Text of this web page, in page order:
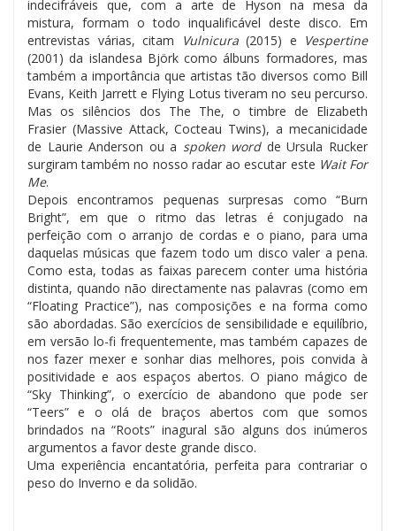
indecifráveis que, com a arte de Hyson na mesa da
mistura, formam o todo inqualificável deste disco. Em
entrevistas várias, citam
Vulnicura(2015) e Vespertine
(2001) da islandesa Björk como álbuns formadores, mas
também a importância que artistas tão diversos como Bill
Evans, Keith Jarrett e Flying Lotus tiveram no seu percurso.
Mas os silêncios dos The The, o timbre de Elizabeth
Frasier (Massive Attack, Cocteau Twins), a mecanicidade
de Laurie Anderson ou a spoken wordde Ursula Rucker
surgiram também no nosso radar ao escutar este Wait For
Me.
Depois encontramos pequenas surpresas como “Burn
Bright”, em que o ritmo das letras é conjugado na
perfeição com o arranjo de cordas e o piano, para uma
daquelas músicas que fazem todo um disco valer a pena.
Como esta, todas as faixas parecem conter uma história
distinta, quando não directamente nas palavras (como em
“Floating Practice”), nas composições e na forma como
são abordadas. São exercícios de sensibilidade e equilíbrio,
em versão lo-fi frequentemente, mas também capazes de
nos fazer mexer e sonhar dias melhores, pois convida à
positividade e aos espaços abertos. O piano mágico de
“Sky Thinking”, o exercício de abandono que pode ser
“Teers” e o olá de braços abertos com que somos
brindados na “Roots” inagural são alguns dos inúmeros
argumentos a favor deste grande disco.
Uma experiência encantatória, perfeita para contrariar o
peso do Inverno e da solidão.